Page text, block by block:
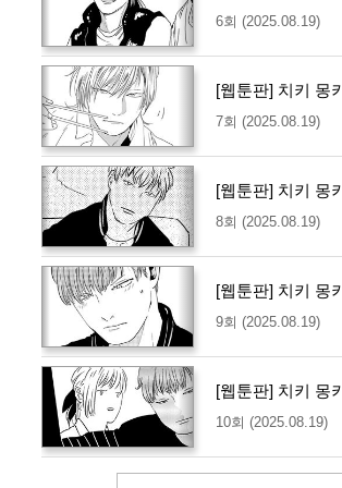
6회 (2025.08.19)
[웹툰판] 치키 몽
7회 (2025.08.19)
[웹툰판] 치키 몽
8회 (2025.08.19)
[웹툰판] 치키 몽
9회 (2025.08.19)
[웹툰판] 치키 몽
10회 (2025.08.19)